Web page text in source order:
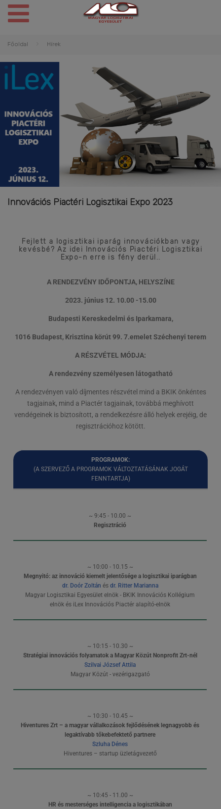
Főoldal Hírek
Innovációs Piactéri Logisztikai Expo 2023
Fejlett a logisztikai iparág innovációkban vagy
kevésbé? Az idei Innovációs Piactéri Logisztikai
Expo-n erre is fény derül..
A RENDEZVÉNY IDŐPONTJA, HELYSZÍNE
2023. június 12. 10.00 -15.00
Budapesti Kereskedelmi és Iparkamara,
1016 Budapest, Krisztina körút 99. 7.emelet Széchenyi terem
A RÉSZVÉTEL MÓDJA:
A rendezvény személyesen látogatható
A rendezvényen való díjmentes részvétel mind a BKIK önkéntes
tagjainak, mind a Piactér tagjainak, továbbá meghívott
vendégeinek is biztosított, a rendelkezésre álló helyek erejéig, de
regisztrációhoz kötött.
PROGRAMOK:
(A SZERVEZŐ A PROGRAMOK VÁLTOZTATÁSÁNAK JOGÁT
FENNTARTJA)
~ 9:45 - 10.00 ~
Regisztráció
~ 10:00 - 10.15 ~
Megnyitó: az innováció kiemelt jelentősége a logisztikai iparágban
dr. Doór Zoltán és dr. Ritter Marianna
Magyar Logisztikai Egyesület elnök - BKIK Innovációs Kollégium
elnök és iLex Innovációs Piactér alapító-elnök
~ 10:15 - 10.30 ~
Stratégiai innovációs folyamatok a Magyar Közút Nonprofit Zrt-nél
Szilvai József Attila
Magyar Közút - vezérigazgató
~ 10:30 - 10.45 ~
Hiventures Zrt – a magyar vállalkozások fejlődésének legnagyobb és
legaktívabb tőkebefektető partnere
Szluha Dénes
Hiventures – startup üzletágvezető
~ 10:45 - 11.00 ~
HR és mesterséges intelligencia a logisztikában